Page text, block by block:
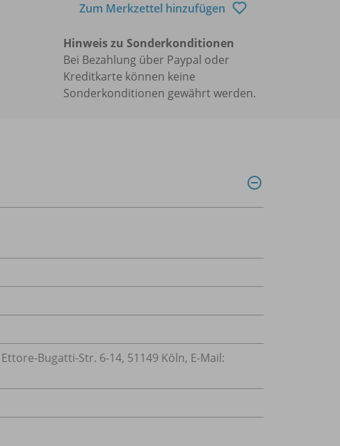
Zum Merkzettel hinzufügen
Hinweis zu Sonderkonditionen
Bei Bezahlung über Paypal oder
Kreditkarte können keine
Sonderkonditionen gewährt werden.
Bugatti-Str. 6-14, 51149 Köln, E-Mail: